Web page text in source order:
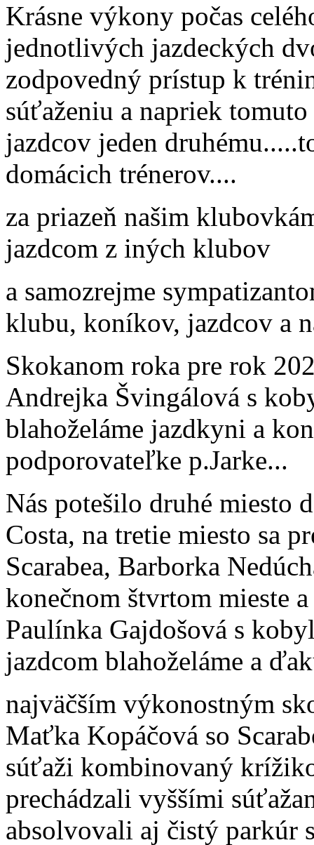
Krásne výkony počas
jednotlivých jazdeckých
zodpovedný prístup k
súťaženiu a napriek
jazdcov jeden
domácich trénerov....
za priazeň našim
jazdcom z iných klubov
a samozrejme
klubu, koníkov, jazdcov a
Skokanom roka pre rok
Andrejka Švingálová s
blahoželáme jazdkyni a
podporovateľke p.Jarke...
Nás potešilo druhé miesto
Costa, na tretie miesto sa
Scarabea, Barborka
konečnom štvrtom mieste
Paulínka Gajdošová s
jazdcom blahoželáme a
najväčším výkonostným
Maťka Kopáčová so
súťaži kombinovaný
prechádzali vyššími
absolvovali aj čistý parkúr